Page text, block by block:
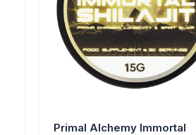
Primal Alchemy Immortal